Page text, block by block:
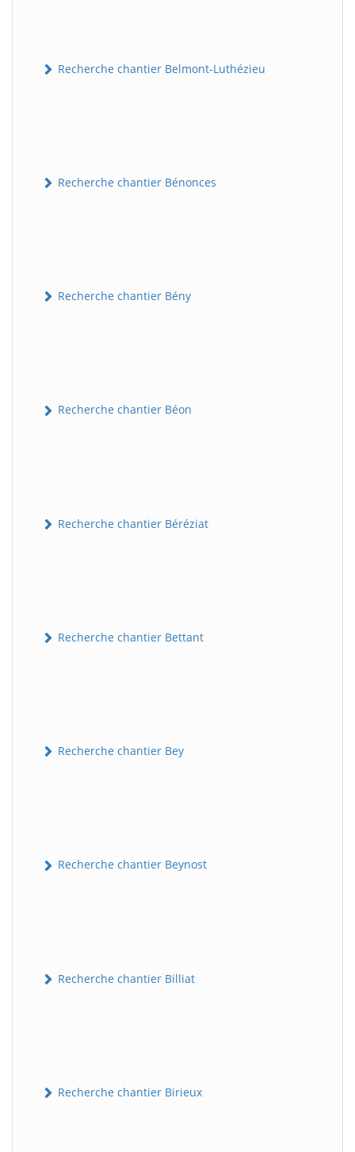
Recherche chantier Belmont-Luthézieu
Recherche chantier Bénonces
Recherche chantier Bény
Recherche chantier Béon
Recherche chantier Béréziat
Recherche chantier Bettant
Recherche chantier Bey
Recherche chantier Beynost
Recherche chantier Billiat
Recherche chantier Birieux